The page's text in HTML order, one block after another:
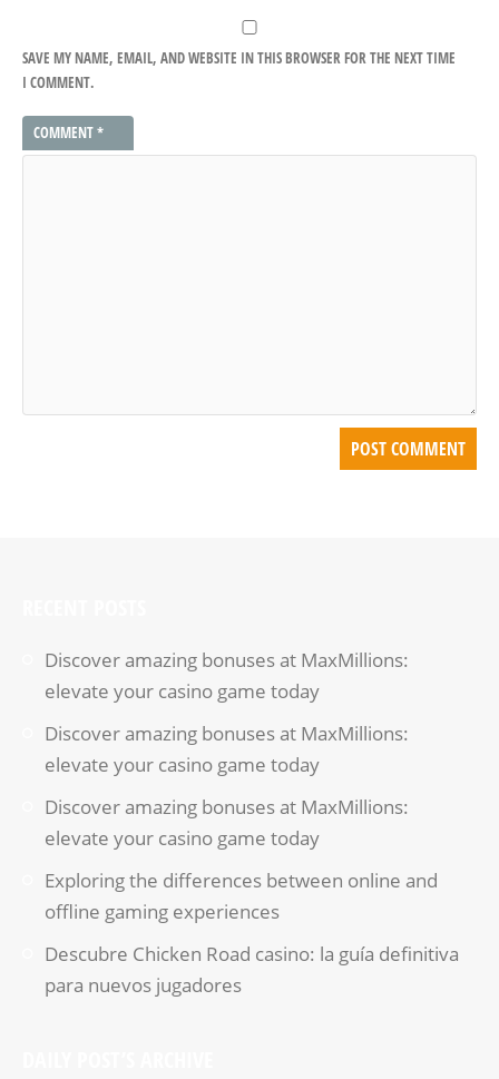
SAVE MY NAME, EMAIL, AND WEBSITE IN THIS BROWSER FOR THE NEXT TIME
I COMMENT.
COMMENT*
Discover amazing bonuses at MaxMillions:
elevate your casino game today
Discover amazing bonuses at MaxMillions:
elevate your casino game today
Discover amazing bonuses at MaxMillions:
elevate your casino game today
Exploring the differences between online and
offline gaming experiences
Descubre Chicken Road casino: la guía definitiva
para nuevos jugadores